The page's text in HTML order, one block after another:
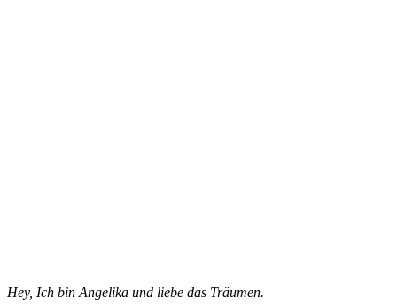
Hey, Ich bin Angelika und liebe das Träumen.